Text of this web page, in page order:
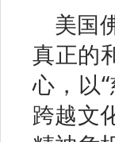
美国
真正的
心，以
跨越文